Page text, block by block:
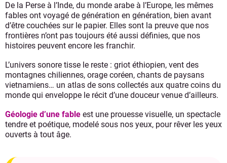
De la Perse à l’Inde, du monde arabe à l’Europe, les mêmes
fables ont voyagé de génération en génération, bien avant
d’être couchées sur le papier. Elles sont la preuve que nos
frontières n’ont pas toujours été aussi définies, que nos
histoires peuvent encore les franchir.
L’univers sonore tisse le reste : griot éthiopien, vent des
montagnes chiliennes, orage coréen, chants de paysans
vietnamiens… un atlas de sons collectés aux quatre coins du
monde qui enveloppe le récit d’une douceur venue d’ailleurs.
Géologie d’une fable est une prouesse visuelle, un spectacle
tendre et poétique, modelé sous nos yeux, pour rêver les yeux
ouverts à tout âge.